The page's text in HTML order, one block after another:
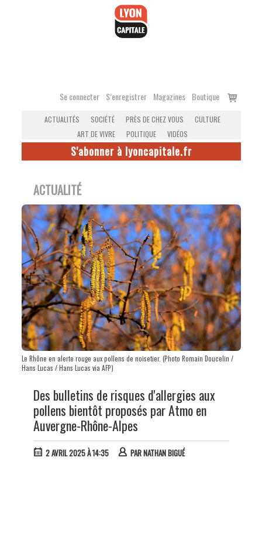
Se connecter S’enregistrer Magazines Boutique
Voir
ACTUALITÉS SOCIÉTÉ PRÈS DE CHEZ VOUS
CULTURE
ART DE VIVRE
POLITIQUE VIDÉOS
S'abonner à lyoncapitale.fr
ACTUALITÉ
Le Rhône en alerte rouge aux pollens de noisetier. (Photo Romain Doucelin /
Hans Lucas / Hans Lucas via AFP)
Des bulletins de risques d'allergies aux
pollens bientôt proposés par Atmo en
Auvergne-Rhône-Alpes
2 AVRIL 2025 À 14:35 PARNATHAN BIGUÉ